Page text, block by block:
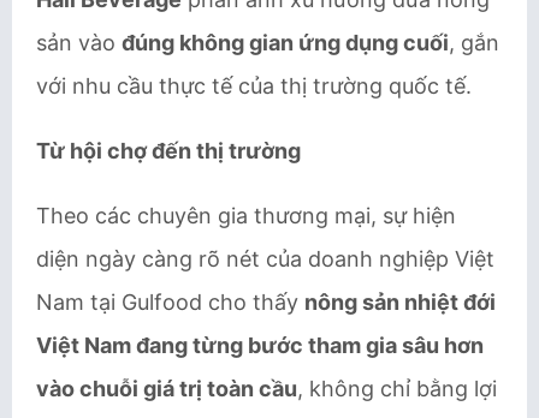
sản vào đúng không gian ứng dụng cuối, gắn
với nhu cầu thực tế của thị trường quốc tế.
Từ hội chợ đến thị trường
Theo các chuyên gia thương mại, sự hiện
diện ngày càng rõ nét của doanh nghiệp Việt
Nam tại Gulfood cho thấy nông sản nhiệt đới
Việt Nam đang từng bước tham gia sâu hơn
vào chuỗi giá trị toàn cầu, không chỉ bằng lợi